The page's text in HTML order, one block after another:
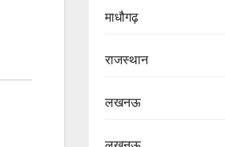
माधौगढ़
राजस्थान
लखनऊ